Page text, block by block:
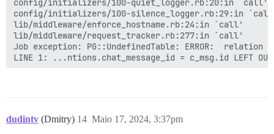
config/initializers/100-quiet_logger.rb:20:in `call'
config/initializers/100-silence_logger.rb:29:in
lib/middleware/enforce_hostname.rb:24:in `call'
lib/middleware/request_tracker.rb:277:in `call'
Job exception: PG::UndefinedTable: ERROR:
LINE 1: ...ntions.chat_message_id = c_msg.id LEFT
NoMethodError (undefined method `custom_homepage'
lib/homepage_helper.rb:5:in `resolve'
dudintv (Dmitry) Maio 17, 2024, 3:37pm
14